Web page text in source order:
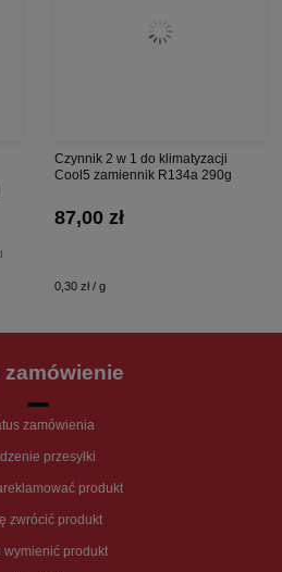
Czynnik 2 w 1 do klimatyzacji
Cool5 zamiennik R134a 290g
87,00 zł
0,30 zł / g
zamówienie
zamówienia
przesyłki
produkt
zwrócić produkt
wymienić produkt